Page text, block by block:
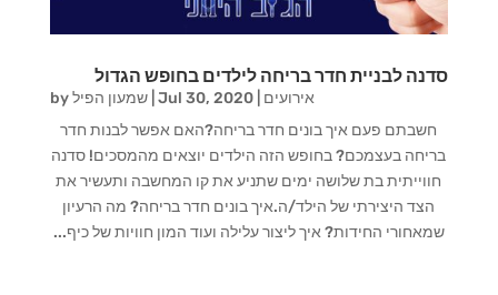
סדנה לבניית חדר בריחה לילדים בחופש הגדול
byשמעון הפיל| Jul 30, 2020| אירועים
חשבתם פעם איך בונים חדר בריחה?האם אפשר לבנות חדר
בריחה בעצמכם? בחופש הזה הילדים יוצאים מהמסכים! סדנה
חווייתית בת שלושה ימים שתניע את קו המחשבה ותעשיר את
הצד היצירתי של הילד/ה.איך בונים חדר בריחה? מה הרעיון
שמאחורי החידות? איך ליצור עלילה ועוד המון חוויות של כיף...